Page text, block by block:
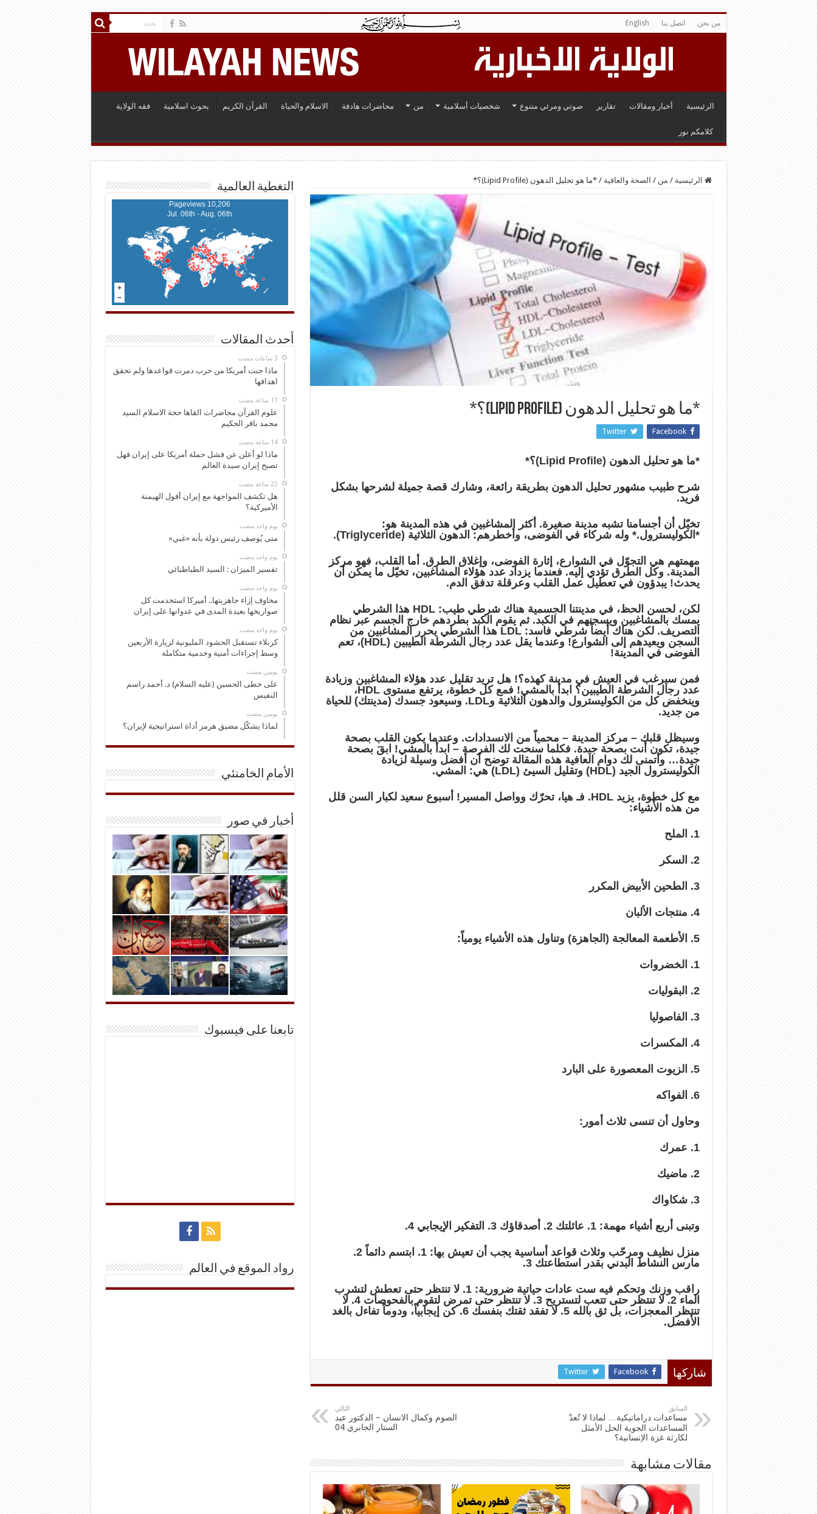
من نحن اتصل بنا English
الرئيسية أخبار ومقالات تقارير صوتي ومرئي متنوع شخصيات أسلامية من محاضرات هادفة الاسلام والحياة القرآن الكريم بحوث اسلامية فقه الولاية
كلامكم نور
الرئيسية / من / الصحة والعافية / *ما هو تحليل الدهون (Lipid Profile)؟*
*ما هو تحليل الدهون (Lipid Profile)؟*
Facebook
Twitter
*ما هو تحليل الدهون (Lipid Profile)؟*
شرح طبيب مشهور تحليل الدهون بطريقة رائعة، وشارك قصة جميلة لشرحها بشكل
فريد.
تخيّل أن أجسامنا تشبه مدينة صغيرة. أكثر المشاغبين في هذه المدينة هو:
*الكوليسترول.* وله شركاء في الفوضى، وأخطرهم: الدهون الثلاثية (Triglyceride).
مهمتهم هي التجوّل في الشوارع، إثارة الفوضى، وإغلاق الطرق. أما القلب، فهو مركز
المدينة. وكل الطرق تؤدي إليه. فعندما يزداد عدد هؤلاء المشاغبين، تخيّل ما يمكن أن
يحدث! يبدؤون في تعطيل عمل القلب وعرقلة تدفق الدم.
لكن، لحسن الحظ، في مدينتنا الجسمية هناك شرطي طيب: HDL هذا الشرطي
يمسك بالمشاغبين ويسجنهم في الكبد. ثم يقوم الكبد بطردهم خارج الجسم عبر نظام
التصريف. لكن هناك أيضاً شرطي فاسد: LDL هذا الشرطي يحرر المشاغبين من
السجن ويعيدهم إلى الشوارع! وعندما يقل عدد رجال الشرطة الطيبين (HDL)، تعم
الفوضى في المدينة!
فمن سيرغب في العيش في مدينة كهذه؟! هل تريد تقليل عدد هؤلاء المشاغبين وزيادة
عدد رجال الشرطة الطيبين؟ ابدأ بالمشي! فمع كل خطوة، يرتفع مستوى HDL،
وينخفض كل من الكوليسترول والدهون الثلاثية وLDL. وسيعود جسدك (مدينتك) للحياة
من جديد.
وسيظل قلبك – مركز المدينة – محمياً من الانسدادات. وعندما يكون القلب بصحة
جيدة، تكون أنت بصحة جيدة. فكلما سنحت لك الفرصة – ابدأ بالمشي! ابقَ بصحة
جيدة… وأتمنى لك دوام العافية هذه المقالة توضح أن أفضل وسيلة لزيادة
الكوليسترول الجيد (HDL) وتقليل السيئ (LDL) هي: المشي.
مع كل خطوة، يزيد HDL. فـ هيا، تحرّك وواصل المسير! أسبوع سعيد لكبار السن قلل
من هذه الأشياء:
1. الملح
2. السكر
3. الطحين الأبيض المكرر
4. منتجات الألبان
5. الأطعمة المعالجة (الجاهزة) وتناول هذه الأشياء يومياً:
1. الخضروات
2. البقوليات
3. الفاصوليا
4. المكسرات
5. الزيوت المعصورة على البارد
6. الفواكه
وحاول أن تنسى ثلاث أمور:
1. عمرك
2. ماضيك
3. شكاواك
وتبنى أربع أشياء مهمة: 1. عائلتك 2. أصدقاؤك 3. التفكير الإيجابي 4.
منزل نظيف ومرحّب وثلاث قواعد أساسية يجب أن تعيش بها: 1. ابتسم دائماً 2.
مارس النشاط البدني بقدر استطاعتك 3.
راقب وزنك وتحكم فيه ست عادات حياتية ضرورية: 1. لا تنتظر حتى تعطش لتشرب
الماء 2. لا تنتظر حتى تتعب لتستريح 3. لا تنتظر حتى تمرض لتقوم بالفحوصات 4. لا
تنتظر المعجزات، بل ثق بالله 5. لا تفقد ثقتك بنفسك 6. كن إيجابياً، ودوماً تفاءل بالغد
الأفضل.
شاركها Facebook
Twitter
السابق
مساعدات دراماتيكية… لماذا لا تُعدّ
المساعدات الجوية الحل الأمثل
لكارثة غزة الإنسانية؟
التالي
الصوم وكمال الانسان – الدكتور عبد
الستار الجابري 04
مقالات مشابهة
التغطية العالمية
10,206 Pageviews
Jul. 06th - Aug. 06th
أحدث المقالات
ماذا جنت أمريكا من حرب دمرت قواعدها ولم تحقق
اهدافها
علوم القرآن محاضرات القاها حجة الاسلام السيد
محمد باقر الحكيم
‏14 ساعة مضت
ماذا لو أعلن عن فشل حملة أمريكا على إيران فهل
تصبح إيران سيدة العالم
هل تكشف المواجهة مع إيران أفول الهيمنة
الأميركية؟
‏يوم واحد مضت
متى يُوصف رئيس دولة بأنه «غبي»
‏يوم واحد مضت
تفسير الميزان : السيد الطباطبائي
‏يوم واحد مضت
مخاوف إزاء جاهزيتها.. أميركا استخدمت كل
صواريخها بعيدة المدى في عدوانها على إيران
‏يوم واحد مضت
كربلاء تستقبل الحشود المليونية لزيارة الأربعين
وسط إجراءات أمنية وخدمية متكاملة
‏يومين مضت
على خطى الحسين (عليه السلام) د. أحمد راسم
النفيس
‏يومين مضت
لماذا يشكّل مضيق هرمز أداة استراتيجية لإيران؟
الأمام الخامنئي
أخبار في صور
تابعنا على فيسبوك
رواد الموقع في العالم